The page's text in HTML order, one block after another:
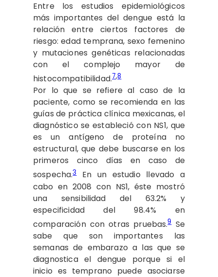
Entre los estudios epidemiológicos
más importantes del dengue está la
relación entre ciertos factores de
riesgo: edad temprana, sexo femenino
y mutaciones genéticas relacionadas
con el complejo mayor de
histocompatibilidad.7,8
Por lo que se refiere al caso de la
paciente, como se recomienda en las
guías de práctica clínica mexicanas, el
diagnóstico se estableció con NS1, que
es un antígeno de proteína no
estructural, que debe buscarse en los
primeros cinco días en caso de
sospecha.3En un estudio llevado a
cabo en 2008 con NS1, éste mostró
una sensibilidad del 63.2% y
especificidad del 98.4% en
comparación con otras pruebas.9 Se
sabe que son importantes las
semanas de embarazo a las que se
diagnostica el dengue porque si el
inicio es temprano puede asociarse